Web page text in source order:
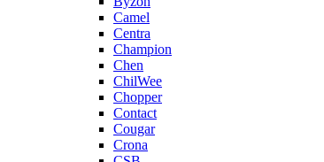
Camel
Centra
Champion
Chen
ChilWee
Chopper
Contact
Cougar
Crona